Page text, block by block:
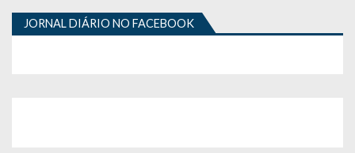
d
JORNAL DIÁRIO NO FACEBOOK